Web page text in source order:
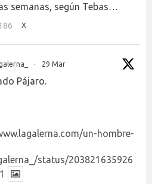
semanas, según Tebas…
X
· 29 Mar
Pájaro.
un-hombre-
status/203821635926